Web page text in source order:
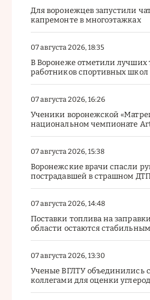
Для воронежцев запустили
капремонте в многоэтажках
07 августа 2026, 18:35
В Воронеже отметили лучших
работников спортивных школ
07 августа 2026, 16:26
Ученики воронежской
национальном чемпионате
07 августа 2026, 15:38
Воронежские врачи спасли
пострадавшей в страшном
07 августа 2026, 14:48
Поставки топлива на
области остаются
07 августа 2026, 13:30
Ученые ВГЛТУ объединились
коллегами для оценки